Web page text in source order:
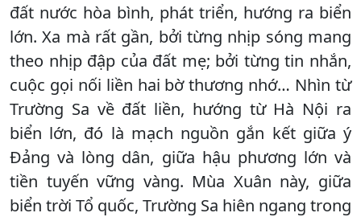
đất nước hòa bình, phát triển, hướng ra biển
lớn. Xa mà rất gần, bởi từng nhịp sóng mang
theo nhịp đập của đất mẹ; bởi từng tin nhắn,
cuộc gọi nối liền hai bờ thương nhớ… Nhìn từ
Trường Sa về đất liền, hướng từ Hà Nội ra
biển lớn, đó là mạch nguồn gắn kết giữa ý
Đảng và lòng dân, giữa hậu phương lớn và
tiền tuyến vững vàng. Mùa Xuân này, giữa
biển trời Tổ quốc, Trường Sa hiên ngang trong